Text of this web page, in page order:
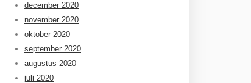
december 2020
november 2020
oktober 2020
september 2020
augustus 2020
juli 2020